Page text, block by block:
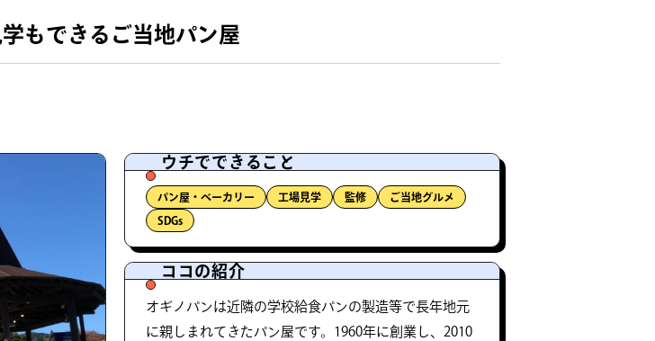
もできるご当地パン屋
ウチでできること
パン屋・ベーカリー 工場見学 監修 ご当地グルメ
SDGs
ココの紹介
オギノパンは近隣の学校給食パンの製造等で長年地元
に親しまれてきたパン屋です。1960年に創業し、2010